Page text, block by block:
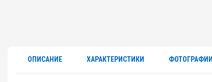
ОПИСАНИЕ ХАРАКТЕРИСТИКИ ФОТОГРАФИИ